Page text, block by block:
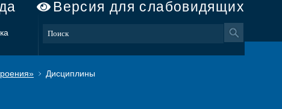
Версия для слабовидящих
Дисциплины